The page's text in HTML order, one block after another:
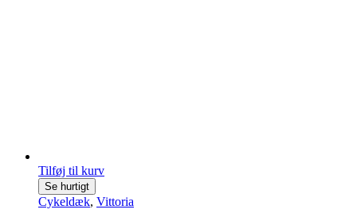
Tilføj til kurv
Se hurtigt
Cykeldæk, Vittoria